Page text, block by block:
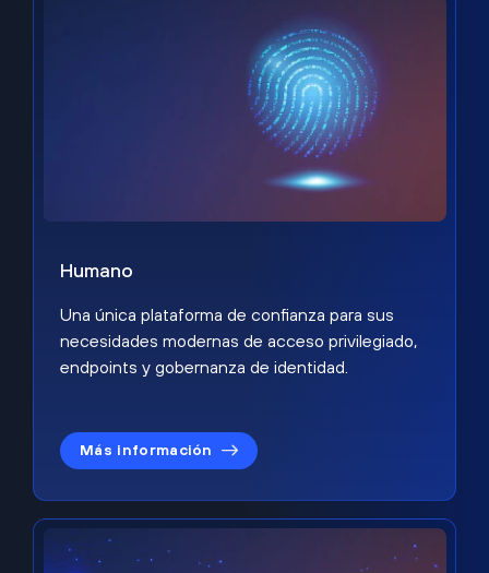
Humano
Una única plataforma de confianza para sus
necesidades modernas de acceso privilegiado,
endpoints y gobernanza de identidad.
Más información